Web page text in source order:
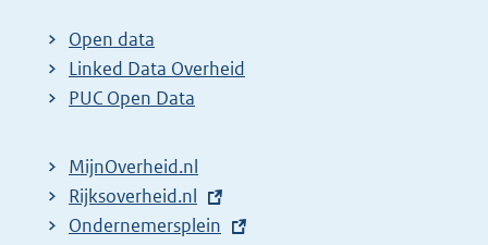
Open data
Linked Data Overheid
PUC Open Data
MijnOverheid.nl
E
x
Rijksoverheid.nl
E
Ondernemersplein